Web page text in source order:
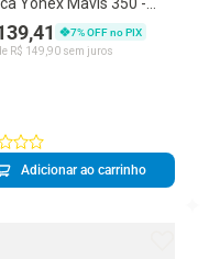
com 6 un
7% OFF no PIX
R$ 149 90 sem juros
Adicionar ao carrinho